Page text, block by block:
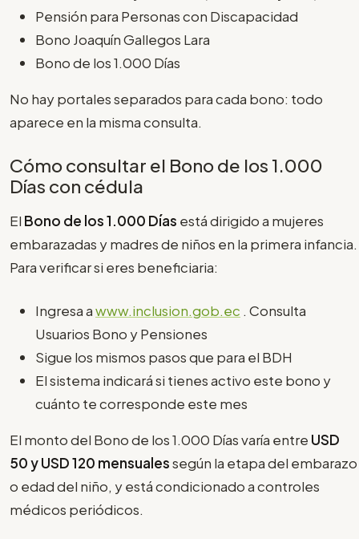
Pensión para Personas con Discapacidad
Bono Joaquín Gallegos Lara
Bono de los 1.000 Días
No hay portales separados para cada bono: todo
aparece en la misma consulta.
Cómo consultar el Bono de los 1.000
Días con cédula
El Bono de los 1.000 Días está dirigido a mujeres
embarazadas y madres de niños en la primera infancia.
Para verificar si eres beneficiaria:
Ingresa awww.inclusion.gob.ec . Consulta
Usuarios Bono y Pensiones
Sigue los mismos pasos que para el BDH
El sistema indicará si tienes activo este bono y
cuánto te corresponde este mes
El monto del Bono de los 1.000 Días varía entre USD
50 y USD 120 mensualessegún la etapa del embarazo
o edad del niño, y está condicionado a controles
médicos periódicos.